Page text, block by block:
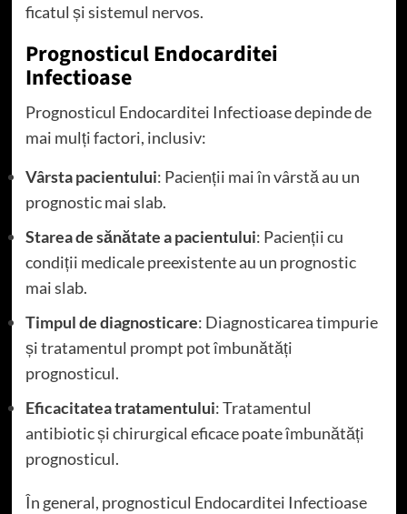
ficatul și sistemul nervos.
Prognosticul Endocarditei
Infectioase
Prognosticul Endocarditei Infectioase depinde de
mai mulți factori, inclusiv:
Vârsta pacientului: Pacienții mai în vârstă au un
prognostic mai slab.
Starea de sănătate a pacientului: Pacienții cu
condiții medicale preexistente au un prognostic
mai slab.
Timpul de diagnosticare: Diagnosticarea timpurie
și tratamentul prompt pot îmbunătăți
prognosticul.
Eficacitatea tratamentului: Tratamentul
antibiotic și chirurgical eficace poate îmbunătăți
prognosticul.
În general, prognosticul Endocarditei Infectioase